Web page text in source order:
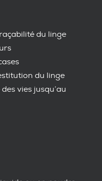
du linge
du linge
vies jusqu’au